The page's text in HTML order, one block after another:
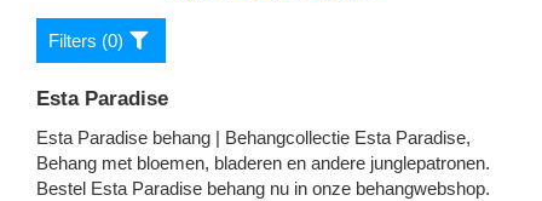
Filters (0)
Esta Paradise
Esta Paradise behang | Behangcollectie Esta Paradise,
Behang met bloemen, bladeren en andere junglepatronen.
Bestel Esta Paradise behang nu in onze behangwebshop.